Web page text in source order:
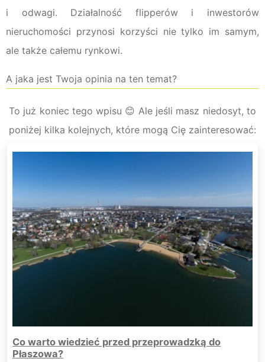
i odwagi. Działalność flipperów i inwestorów
nieruchomości przynosi korzyści nie tylko im samym,
ale także całemu rynkowi.
A jaka jest Twoja opinia na ten temat?
To już koniec tego wpisu 😊 Ale jeśli masz niedosyt, to
poniżej kilka kolejnych, które mogą Cię zainteresować:
Co warto wiedzieć przed przeprowadzką do
Płaszowa?